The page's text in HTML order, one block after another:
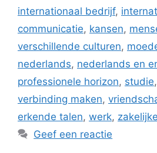
internationaal bedrijf,
communicatie, kansen,
verschillende culturen,
nederlands, nederlands en
professionele horizon, studie,
verbinding maken,
erkende talen, werk,
Geef een reactie